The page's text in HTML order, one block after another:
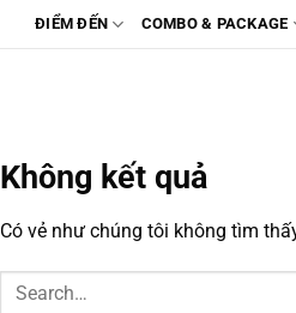
ĐIỂM ĐẾN COMBO & PACKAGE
Không kết quả
Có vẻ như chúng tôi không tìm